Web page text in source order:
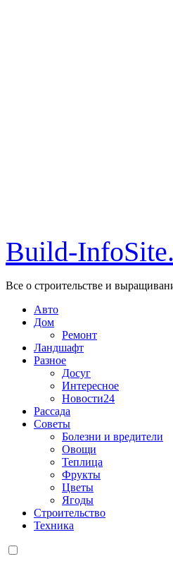
Build-
Все о строительстве и
Авто
Дом
Ремонт
Ландшафт
Разное
Досуг
Интересное
Новости24
Рассада
Советы
Болезни и вредители
Овощи
Теплица
Фрукты
Цветы
Ягоды
Строительство
Техника